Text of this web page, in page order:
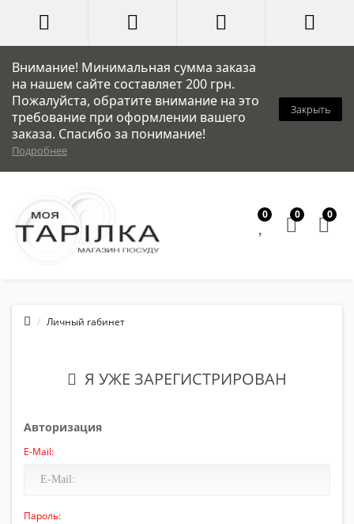
Внимание! Минимальная сумма заказа
на нашем сайте составляет 200 грн.
Пожалуйста, обратите внимание на это
требование при оформлении вашего
заказа. Спасибо за понимание!
Подробнее
Закрыть
0 0 0
Личный rабинет
Я УЖЕ ЗАРЕГИСТРИРОВАН
Авторизация
E-Mail:
Пароль: